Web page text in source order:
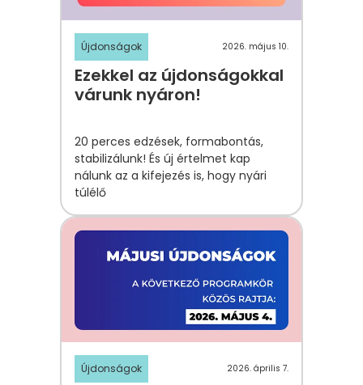
Újdonságok 2026. május 10.
Ezekkel az újdonságokkal
várunk nyáron!
20 perces edzések, formabontás,
stabilizálunk! És új értelmet kap
nálunk az a kifejezés is, hogy nyári
túlélő
Újdonságok 2026. április 7.